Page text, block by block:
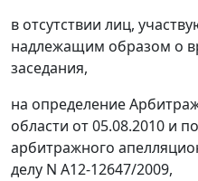
в отсутствии лиц,
надлежащим образом о
заседания,
на определение
области от 05.08.2010 и
арбитражного
делу N А12-12647/2009,